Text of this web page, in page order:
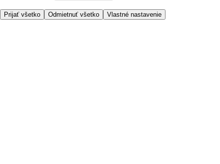
Prijať všetko Odmietnuť všetko Vlastné nastavenie